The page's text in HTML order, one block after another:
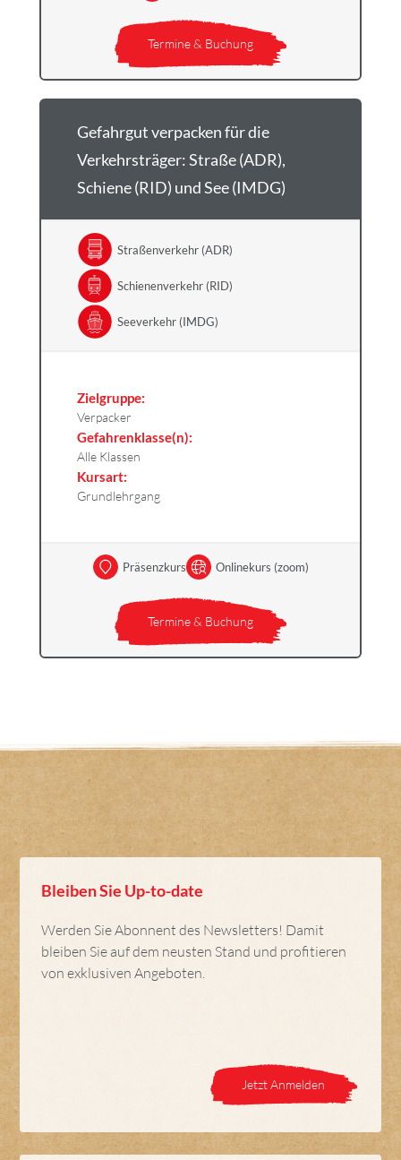
Termine & Buchung
Gefahrgut verpacken für die
Verkehrsträger: Straße (ADR),
Schiene (RID) und See (IMDG)
Straßenverkehr (ADR)
Schienenverkehr (RID)
Seeverkehr (IMDG)
Zielgruppe:
Verpacker
Gefahrenklasse(n):
Alle Klassen
Kursart:
Grundlehrgang
Termine & Buchung
Präsenzkurs Onlinekurs (zoom)
Bleiben Sie Up-to-date
Werden Sie Abonnent des Newsletters! Damit
bleiben Sie auf dem neusten Stand und profitieren
von exklusiven Angeboten.
Jetzt Anmelden